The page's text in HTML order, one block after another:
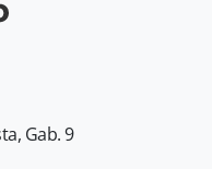
Gab. 9